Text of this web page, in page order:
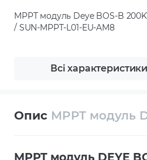
MPPT модуль Deye BOS-B
/ SUN-MPPT-L01-EU-AM8
Всі характеристики
Опис MPPT модуль